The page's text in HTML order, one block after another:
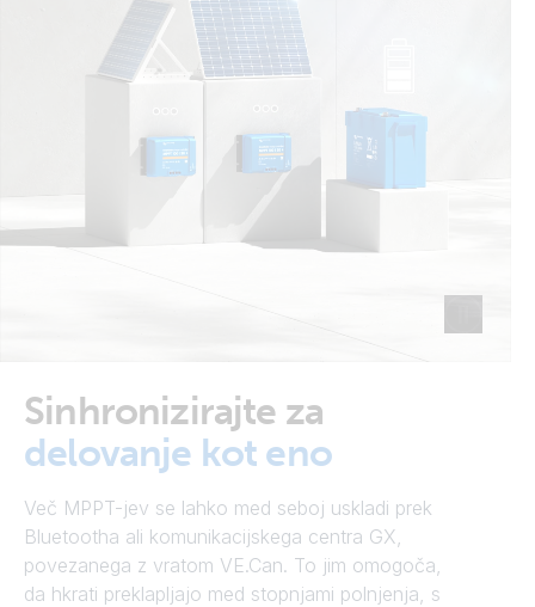
Sinhronizirajte za
delovanje kot eno
Več MPPT-jev se lahko med seboj uskladi prek
Bluetootha ali komunikacijskega centra GX,
povezanega z vratom VE.Can. To jim omogoča,
da hkrati preklapljajo med stopnjami polnjenja, s